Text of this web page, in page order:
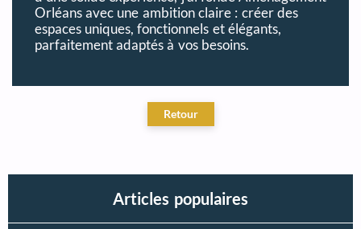
Orléans avec une ambition claire : créer des
espaces uniques, fonctionnels et élégants,
parfaitement adaptés à vos besoins.
Articles populaires